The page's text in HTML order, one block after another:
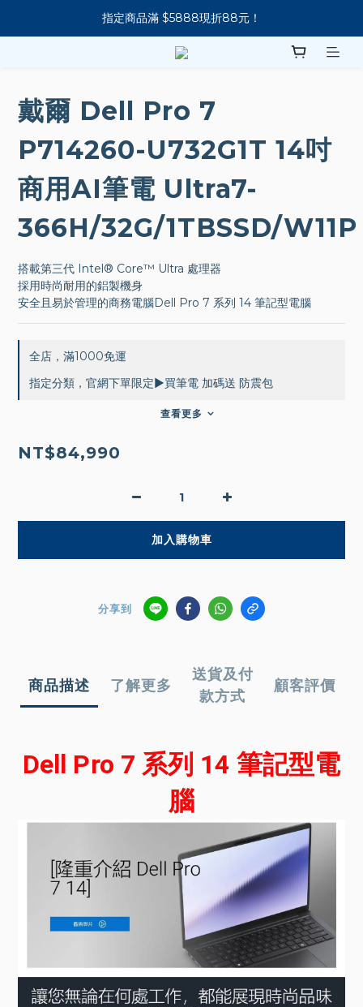
新會員下單 送 7-11 美式咖啡
戴爾 Dell Pro 7
P714260-U732G1T 14吋
商用AI筆電 Ultra7-
366H/32G/1TBSSD/W11P
搭載第三代 Intel® Core™ Ultra 處理器
採用時尚耐用的鋁製機身
安全且易於管理的商務電腦Dell Pro 7 系列 14 筆記型電腦
全店，滿1000免運
指定分類，官網下單限定▶買筆電 加碼送 防震包
查看更多
NT$84,990
加入購物車
分享到
商品描述 了解更多
送貨及付
款方式
顧客評價
Dell Pro 7 系列 14 筆記型電
腦